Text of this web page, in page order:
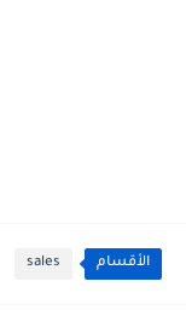
الأقسام sales